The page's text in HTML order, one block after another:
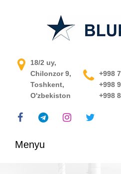
18/2 uy,
Chilonzor 9,
Toshkent,
O'zbekiston
+998
+998
+998
Menyu